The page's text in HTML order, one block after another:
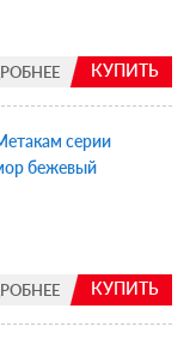
КУПИТЬ
серии
бежевый
КУПИТЬ